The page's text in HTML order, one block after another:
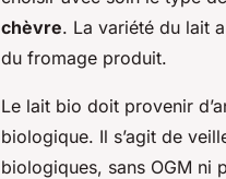
chèvre. La variété du lait
du fromage produit.
Le lait bio doit provenir
biologique. Il s’agit de
biologiques, sans OGM ni